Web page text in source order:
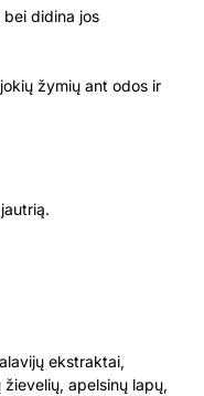
bei didina jos
žymių ant odos ir
ekstraktai,
apelsinų lapų,